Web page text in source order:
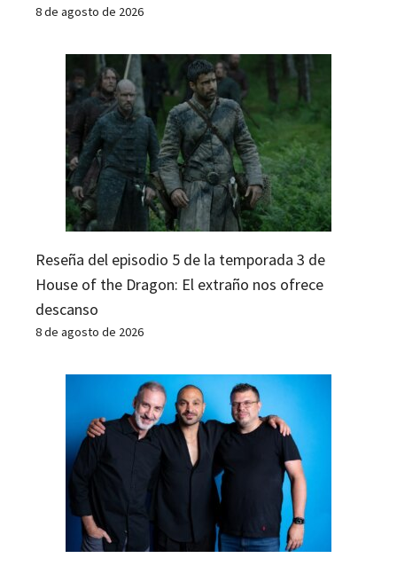
8 de agosto de 2026
Reseña del episodio 5 de la temporada 3 de
House of the Dragon: El extraño nos ofrece
descanso
8 de agosto de 2026